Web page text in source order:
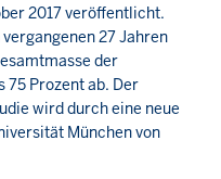
2017 veröffentlicht.
27 Jahren
der
75 Prozent ab. Der
wird durch eine neue
München von